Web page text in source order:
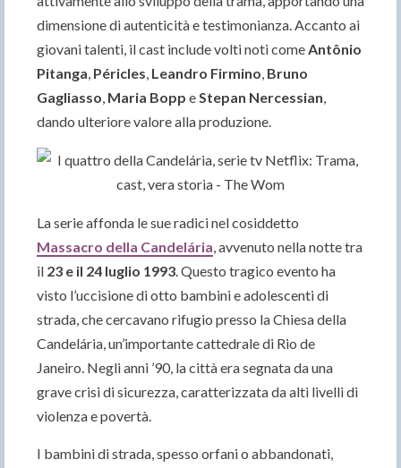
dimensione di autenticità e testimonianza. Accanto ai
giovani talenti, il cast include volti noti comeAntônio
Pitanga, Péricles, Leandro Firmino, Bruno
Gagliasso, Maria Bopp eStepan Nercessian,
dando ulteriore valore alla produzione.
La serie affonda le sue radici nel cosiddetto
Massacro della Candelária, avvenuto nella notte tra
il 23 e il 24 luglio 1993. Questo tragico evento ha
visto l’uccisione di otto bambini e adolescenti di
strada, che cercavano rifugio presso la Chiesa della
Candelária, un’importante cattedrale di Rio de
Janeiro. Negli anni ’90, la città era segnata da una
grave crisi di sicurezza, caratterizzata da alti livelli di
violenza e povertà.
I bambini di strada, spesso orfani o abbandonati,